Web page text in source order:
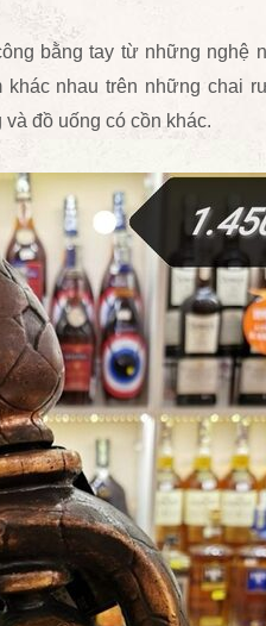
bằng tay từ những nghệ
khác nhau trên những chai
đồ uống có cồn khác.